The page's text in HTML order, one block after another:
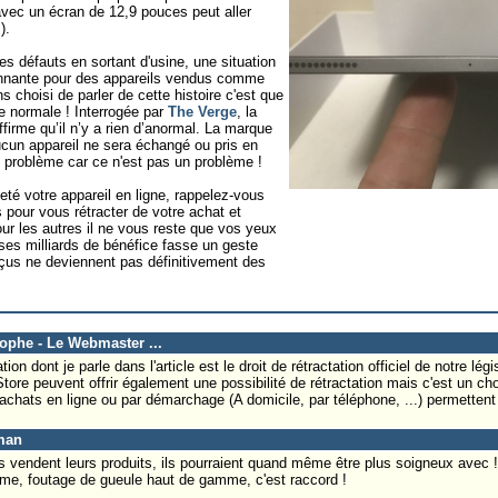
un écran de 12,9 pouces peut aller
défauts en sortant d'usine, une situation
pour des appareils vendus comme
choisi de parler de cette histoire c'est que
normale ! Interrogée par The Verge , la
qu’il n’y a rien d’anormal. La marque
appareil ne sera échangé ou pris en
car ce n'est pas un problème !
votre appareil en ligne, rappelez-vous
vous rétracter de votre achat et
les autres il ne vous reste que vos yeux
milliards de bénéfice fasse un geste
ne deviennent pas définitivement des
- Le Webmaster ...
dont je parle dans l'article est le droit de rétractation officiel de notre
peuvent offrir également une possibilité de rétractation mais c'est un
en ligne ou par démarchage (A domicile, par téléphone, ...)
vendent leurs produits, ils pourraient quand même être plus soigneux avec !
foutage de gueule haut de gamme, c'est raccord !